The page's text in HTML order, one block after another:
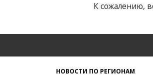
К сожалению,
НОВОСТИ ПО РЕГИОНАМ